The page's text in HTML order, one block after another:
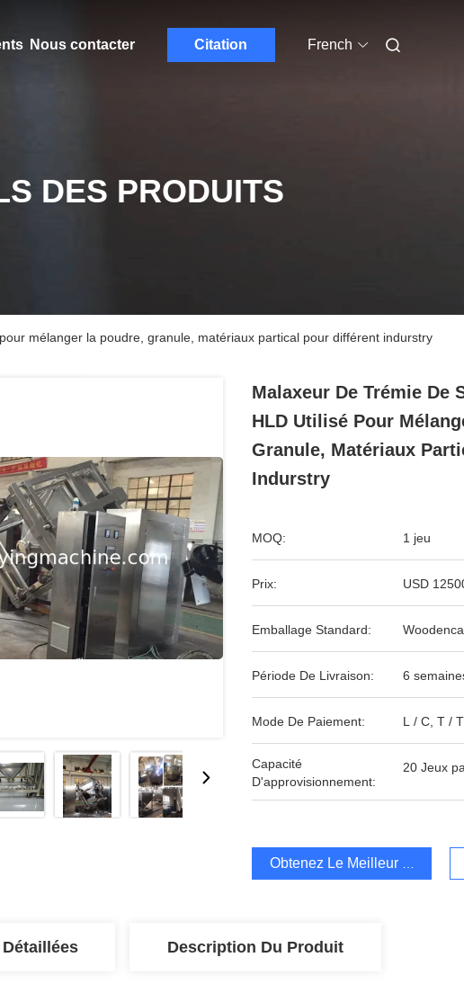
Nous contacter Citation French
DES PRODUITS
mélanger la poudre, granule, matériaux partical pour différent indurstry
Malaxeur De Trémie De
HLD Utilisé Pour
Granule, Matériaux
Indurstry
MOQ: 1 jeu
Prix: USD
Emballage Standard:
Période De Livraison: 6
Mode De Paiement: L / C, T / T
Capacité
D'approvisionnement:
20 Jeux
Obtenez Le Meilleur Prix
Description Du Produit